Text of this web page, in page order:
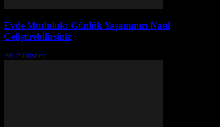
Evde Mutluluk: Günlük Yaşamınızı Nasıl
Geliştirebilirsiniz
PR Publisher-